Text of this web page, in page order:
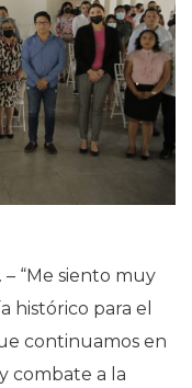
– “Me siento muy
histórico para el
continuamos en
combate a la